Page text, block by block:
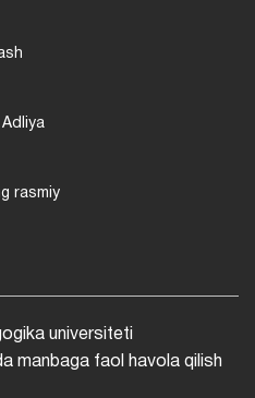
rasmiy
universiteti
manbaga faol havola qilish